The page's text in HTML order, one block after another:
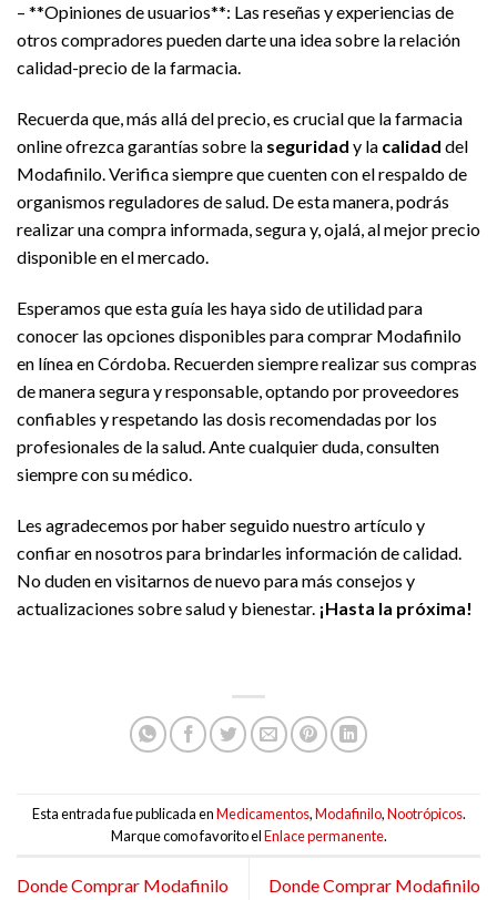
– **Opiniones de usuarios**: Las reseñas y experiencias de
otros compradores pueden darte una idea sobre la relación
calidad-precio de la farmacia.
Recuerda que, más allá del precio, es crucial que la farmacia
online ofrezca garantías sobre la seguridad y la calidad del
Modafinilo. Verifica siempre que cuenten con el respaldo de
organismos reguladores de salud. De esta manera, podrás
realizar una compra informada, segura y, ojalá, al mejor precio
disponible en el mercado.
Esperamos que esta guía les haya sido de utilidad para
conocer las opciones disponibles para comprar Modafinilo
en línea en Córdoba. Recuerden siempre realizar sus compras
de manera segura y responsable, optando por proveedores
confiables y respetando las dosis recomendadas por los
profesionales de la salud. Ante cualquier duda, consulten
siempre con su médico.
Les agradecemos por haber seguido nuestro artículo y
confiar en nosotros para brindarles información de calidad.
No duden en visitarnos de nuevo para más consejos y
actualizaciones sobre salud y bienestar. ¡Hasta la próxima!
Esta entrada fue publicada enMedicamentos,Modafinilo,Nootrópicos.
Marque como favorito elEnlace permanente.
Donde Comprar Modafinilo
Donde Comprar Modafinilo